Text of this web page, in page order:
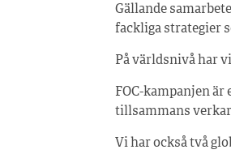
Gällande
fackliga strategier
På världsnivå har
FOC-kampanjen
tillsammans
Vi har också två